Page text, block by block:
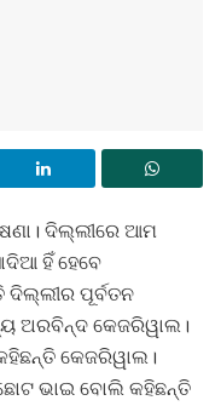
ଦିଲ୍ଲୀରେ ଆମ
ହିଁ ହେବେ
ପୂର୍ବତନ
ଅରବିନ୍ଦ କେଜରିୱାଲ।
କେଜରିୱାଲ।
ଭାଇ ବୋଲି କହିଛନ୍ତି